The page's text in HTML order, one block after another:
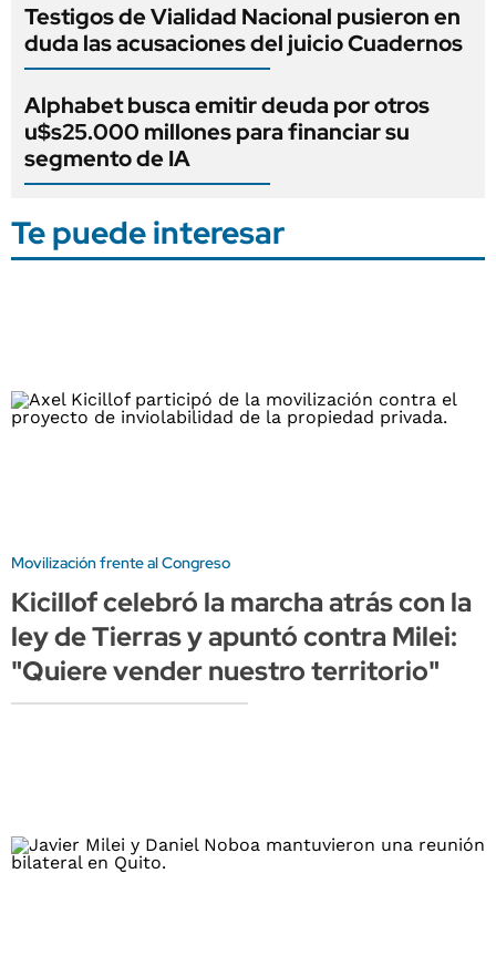
Testigos de Vialidad Nacional pusieron en
duda las acusaciones del juicio Cuadernos
Alphabet busca emitir deuda por otros
u$s25.000 millones para financiar su
segmento de IA
Te puede interesar
Movilización frente al Congreso
Kicillof celebró la marcha atrás con la
ley de Tierras y apuntó contra Milei:
"Quiere vender nuestro territorio"